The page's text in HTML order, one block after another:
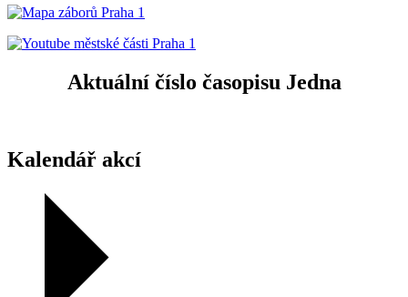
Aktuální číslo časopisu Jedna
Kalendář akcí